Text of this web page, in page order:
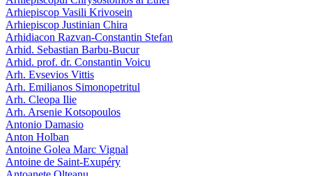
Arhiepiscop Vasili Krivosein
Arhiepiscop Justinian Chira
Arhidiacon Razvan-Constantin Stefan
Arhid. Sebastian Barbu-Bucur
Arhid. prof. dr. Constantin Voicu
Arh. Evsevios Vittis
Arh. Emilianos Simonopetritul
Arh. Cleopa Ilie
Arh. Arsenie Kotsopoulos
Antonio Damasio
Anton Holban
Antoine Golea Marc Vignal
Antoine de Saint-Exupéry